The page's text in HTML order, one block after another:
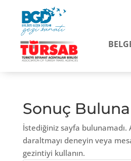
Sonuç
İstediğiniz sayfa bulunamadı.
daraltmayı deneyin veya
gezintiyi kullanın.